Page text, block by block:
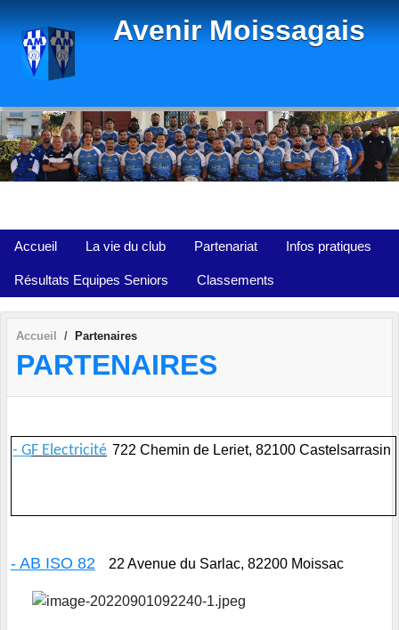
Avenir Moissagais
Accueil La vie du club Partenariat Infos pratiques
Résultats Equipes Seniors Classements
Accueil Partenaires
PARTENAIRES
- GF Electricité 722 Chemin de Leriet, 82100 Castelsarrasin
- AB ISO 82 22 Avenue du Sarlac, 82200 Moissac